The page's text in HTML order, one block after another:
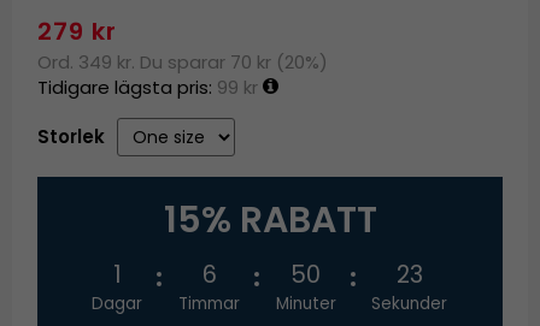
279 kr
Ord. 349 kr. Du sparar 70 kr (20%)
Tidigare lägsta pris: 99 kr
Storlek
15% RABATT
1
Dagar
6
Timmar
50
Minuter
23
Sekunder